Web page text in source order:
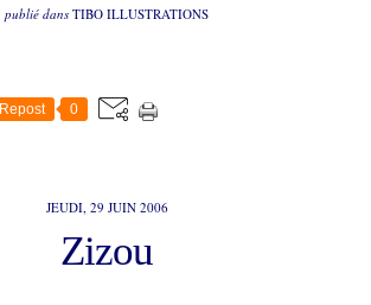
publié dans TIBO ILLUSTRATIONS
Repost 0
JEUDI, 29 JUIN 2006
Zizou